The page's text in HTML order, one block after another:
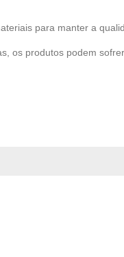
para manter a
os produtos podem